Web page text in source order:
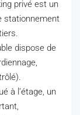
privé est un
stationnement
dispose de
à l’étage, un